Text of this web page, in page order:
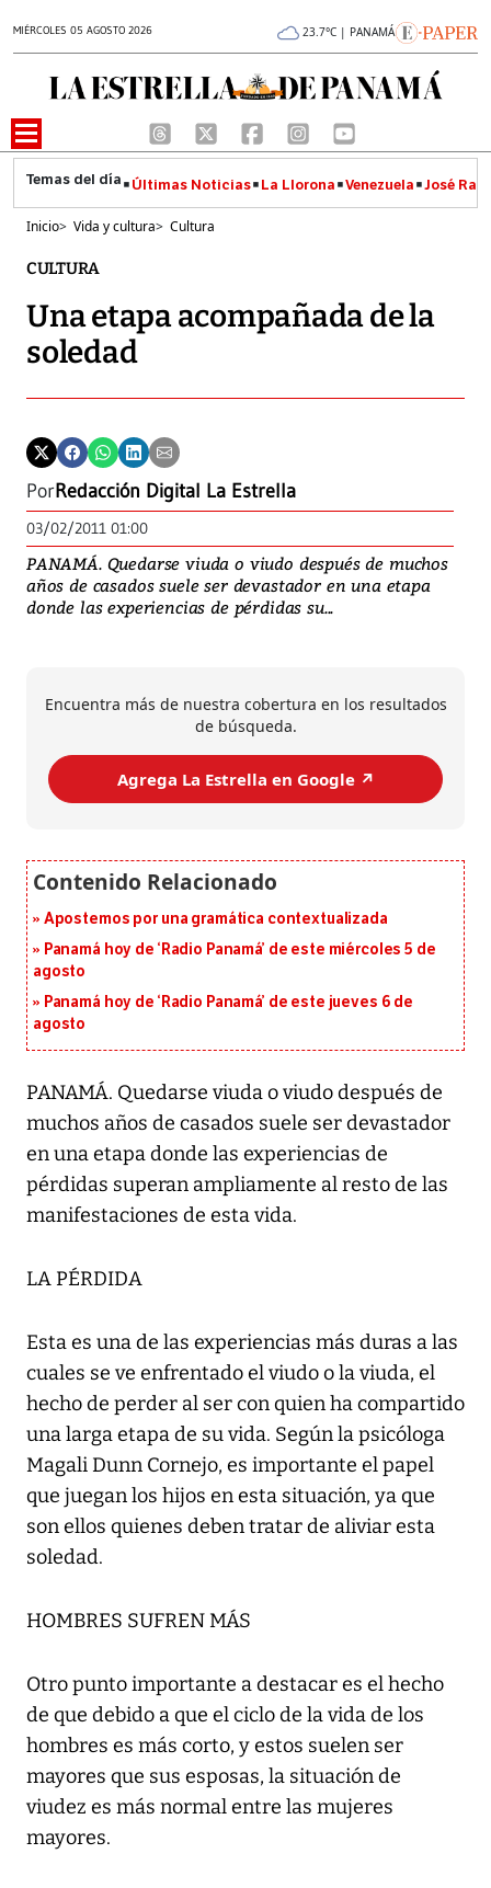
MIÉRCOLES 05 AGOSTO 2026 23.7°C | PANAMÁ
Últimas Noticias La Llorona Venezuela José
Inicio> Vida y cultura> Cultura
CULTURA
Una etapa acompañada de la
soledad
PorRedacción Digital La Estrella
03/02/2011 01:00
PANAMÁ. Quedarse viuda o viudo después de muchos
años de casados suele ser devastador en una etapa
donde las experiencias de pérdidas su...
Encuentra más de nuestra cobertura en los resultados
de búsqueda.
Agrega La Estrella en Google ↗️
Apostemos por una gramática contextualizada
Panamá hoy de ‘Radio Panamá’ de este miércoles 5 de
agosto
Panamá hoy de ‘Radio Panamá’ de este jueves 6 de
agosto
PANAMÁ. Quedarse viuda o viudo después de
muchos años de casados suele ser devastador
en una etapa donde las experiencias de
pérdidas superan ampliamente al resto de las
manifestaciones de esta vida.
LA PÉRDIDA
Esta es una de las experiencias más duras a las
cuales se ve enfrentado el viudo o la viuda, el
hecho de perder al ser con quien ha compartido
una larga etapa de su vida. Según la psicóloga
Magali Dunn Cornejo, es importante el papel
que juegan los hijos en esta situación, ya que
son ellos quienes deben tratar de aliviar esta
soledad.
HOMBRES SUFREN MÁS
Otro punto importante a destacar es el hecho
de que debido a que el ciclo de la vida de los
hombres es más corto, y estos suelen ser
mayores que sus esposas, la situación de
viudez es más normal entre las mujeres
mayores.